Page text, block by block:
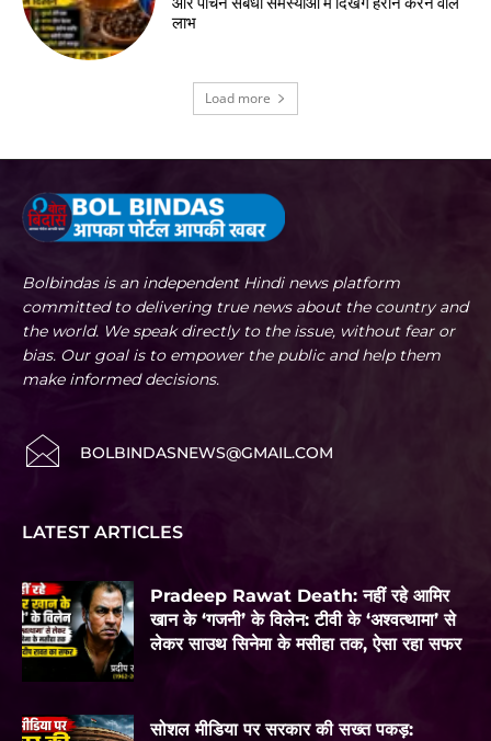
लाभ
Load more
Bolbindas is an independent Hindi news platform
committed to delivering true news about the country and
the world. We speak directly to the issue, without fear or
bias. Our goal is to empower the public and help them
make informed decisions.
BOLBINDASNEWS@GMAIL.COM
LATEST ARTICLES
Pradeep Rawat Death: नहीं रहे आमिर
खान के ‘गजनी’ के विलेन: टीवी के ‘अश्वत्थामा’ से
लेकर साउथ सिनेमा के मसीहा तक, ऐसा रहा सफर
सोशल मीडिया पर सरकार की सख्त पकड़: